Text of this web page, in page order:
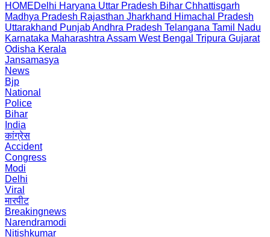
HOMEDelhi Haryana Uttar Pradesh Bihar Chhattisgarh
Madhya Pradesh Rajasthan Jharkhand Himachal Pradesh
Uttarakhand PunjabAndhra Pradesh Telangana Tamil Nadu
Karnataka Maharashtra Assam West Bengal Tripura Gujarat
Odisha Kerala
Jansamasya
News
Bjp
National
Police
Bihar
India
कांग्रेस
Accident
Congress
Modi
Delhi
Viral
मारपीट
Breakingnews
Narendramodi
Nitishkumar